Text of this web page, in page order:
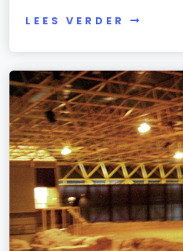
LEES VERDER